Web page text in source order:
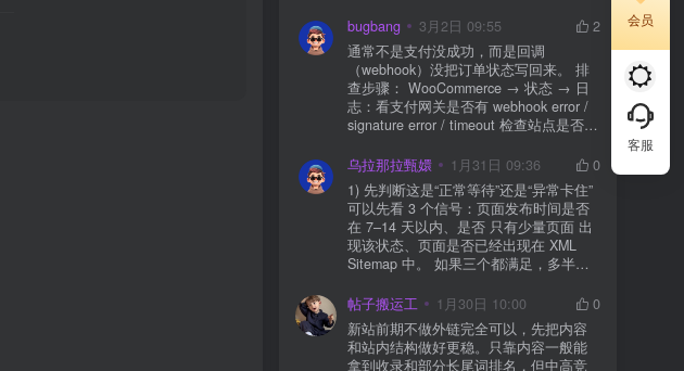
立刻清缓存，去前台检查首页、文章
页、按钮、表单这些关键位置。 最好再
装个支持版本回滚的插件，万一崩了，
一秒切回旧版。 总结来说：先备份、分
批更、更完查、留退路，稳得很✅😎希望
能帮到你
bugbang 3月2日 09:55
2
通常不是支付没成功，而是回调
（webhook）没把订单状态写回来。 排
查步骤： WooCommerce → 状态 → 日
志：看支付网关是否有 webhook error /
signature error / timeout 检查站点是否被
全插件） 检查是否启用了“缓存结账页/接
口路径”（结账页和回调接口不应缓存）
看服务器错误日志是否有 500/致命错误
导致回调执行中断 解决方案： 放行 wp-
json、wc-api、支付网关回调 URL（按网
关文档配置） 关闭结账页的缓存与 JS
合并压缩测试一次 若使用 Cloudflare：
则
乌拉那拉甄嬛 1月31日 09:36
0
1) 先判断这是“正常等待”还是“异常卡住”
可以先看 3 个信号：页面发布时间是否
在 7–14 天以内、是否 只有少量页面 出
现该状态、页面是否已经出现在 XML
Sitemap 中。 如果三个都满足，多半属
手。 2) 什么情况下“等”是没用的？ 以下
情况基本不会靠时间自动解决：页面几
乎没有内链（孤立页）、内容与站内已
有页面高度相似、canonical 指向了别的
帖子搬运工 1月30日 10:00
0
新站前期不做外链完全可以，先把内容
和站内结构做好更稳。只靠内容一般能
拿到收录和部分长尾词排名，但中高竞
会员
客服